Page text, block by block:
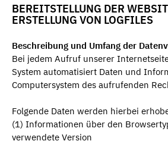
BEREITSTELLUNG DER
ERSTELLUNG VON LOGFILES
Beschreibung und Umfang der
Bei jedem Aufruf unserer
System automatisiert Daten und
Computersystem des aufrufenden
Folgende Daten werden hierbei
(1) Informationen über den
verwendete Version